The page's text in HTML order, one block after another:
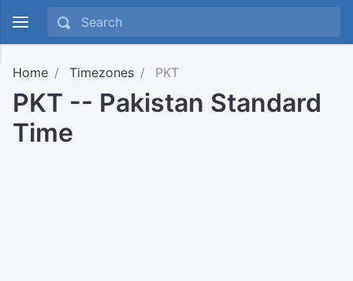
Home Timezones PKT
PKT -- Pakistan Standard
Time